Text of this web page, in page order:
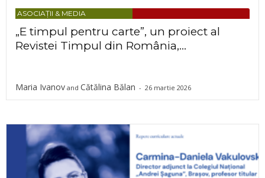
ASOCIAȚII & MEDIA
„E timpul pentru carte”, un proiect al
Revistei Timpul din România,...
Maria Ivanov and Cătălina Bălan - 26 martie 2026